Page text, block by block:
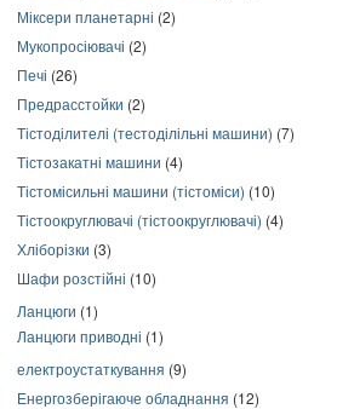
Міксери планетарні (2)
Мукопросіювачі (2)
Печі (26)
Предрасстойки (2)
Тістоділителі (тестоділільні машини) (7)
Тістозакатні машини (4)
Тістомісильні машини (тістоміси) (10)
Тістоокруглювачі (тістоокруглювачі) (4)
Хліборізки (3)
Шафи розстійні (10)
Ланцюги (1)
Ланцюги приводні (1)
електроустаткування (9)
Енергозберігаюче обладнання (12)